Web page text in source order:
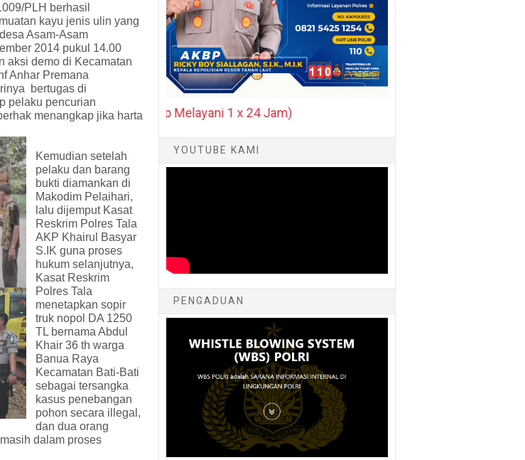
PLH berhasil
kayu jenis ulin yang
Asam-Asam
2014 pukul 14.00
aksi demo di Kecamatan
Anhar Premana
bertugas di
pelaku pencurian
menangkap jika harta
Kemudian setelah
pelaku dan barang
bukti diamankan di
Makodim Pelaihari,
lalu dijemput Kasat
Reskrim Polres Tala
AKP Khairul Basyar
S.IK guna proses
hukum selanjutnya,
Kasat Reskrim
Polres Tala
menetapkan sopir
truk nopol DA 1250
TL bernama Abdul
Khair 36 th warga
Banua Raya
Kecamatan Bati-Bati
sebagai tersangka
kasus penebangan
pohon secara illegal,
dan dua orang
dalam proses
LINE POLRI : 110 (Siap Melayani 1 x 24 Jam)
YOUTUBE KAMI
PENGADUAN